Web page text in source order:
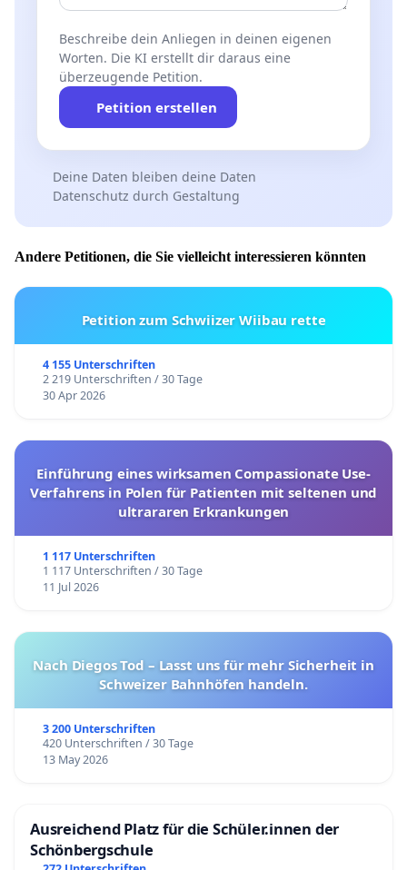
Beschreibe dein Anliegen in deinen eigenen
Worten. Die KI erstellt dir daraus eine
überzeugende Petition.
Petition erstellen
Deine Daten bleiben deine Daten
Datenschutz durch Gestaltung
Andere Petitionen, die Sie vielleicht interessieren könnten
Petition zum Schwiizer Wiibau rette
4 155 Unterschriften
2 219 Unterschriften / 30 Tage
30 Apr 2026
Einführung eines wirksamen Compassionate Use-
Verfahrens in Polen für Patienten mit seltenen und
ultrararen Erkrankungen
1 117 Unterschriften
1 117 Unterschriften / 30 Tage
11 Jul 2026
Nach Diegos Tod – Lasst uns für mehr Sicherheit in
Schweizer Bahnhöfen handeln.
3 200 Unterschriften
420 Unterschriften / 30 Tage
13 May 2026
Ausreichend Platz für die Schüler.innen der
Schönbergschule